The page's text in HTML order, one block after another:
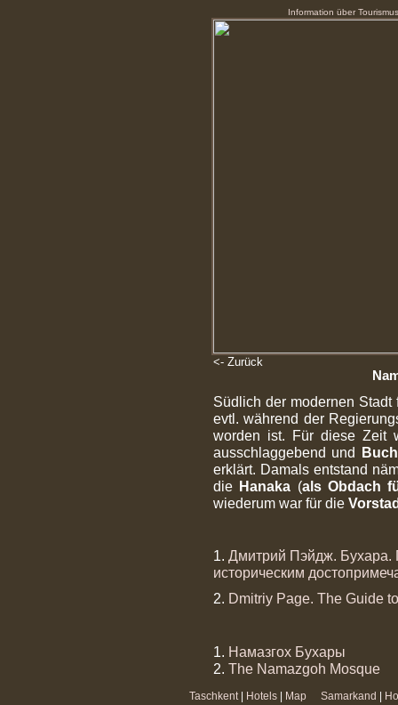
Information über
<- Zurück
Südlich der modernen
evtl. während der
worden ist. Für diese Zeit
ausschlaggebend und
erklärt. Damals entstand
die Hanaka (als Obdach
wiederum war für die
1. Дмитрий Пэйдж. Бухара.
историческим
2. Dmitriy Page. The Guide
1. Намазгох Бухары
2. The Namazgoh Mosque
Taschkent| Hotels| Map Samarkand